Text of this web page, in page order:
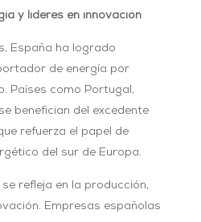
y líderes en innovación
España ha logrado
de energía por
Países como Portugal,
benefician del excedente
refuerza el papel de
del sur de Europa.
refleja en la producción,
Empresas españolas